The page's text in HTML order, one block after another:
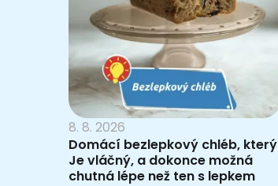
8. 8. 2026
Domácí bezlepkový chléb, který
Je vláčný, a dokonce možná
chutná lépe než ten s lepkem